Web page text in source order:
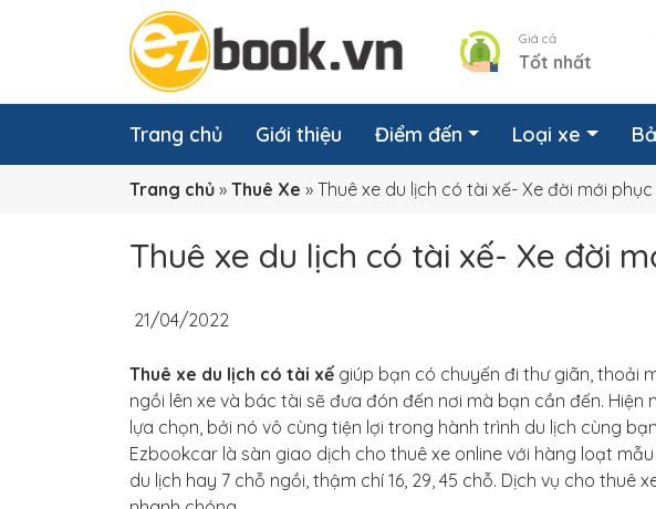
Giá cả
Tốt nhất
Trang chủ Giới thiệu Điểm đến Loại xe
Trang chủ » Thuê Xe » Thuê xe du lịch có tài xế- Xe đời mới
Thuê xe du lịch có tài xế- Xe đời
21/04/2022
Thuê xe du lịch có tài xế giúp bạn có chuyến đi thư giãn, thoải
ngồi lên xe và bác tài sẽ đưa đón đến nơi mà bạn cần đến.
lựa chọn, bởi nó vô cùng tiện lợi trong hành trình du lịch cùng
Ezbookcar là sàn giao dịch cho thuê xe online với hàng loạt
du lịch hay 7 chỗ ngồi, thậm chí 16, 29, 45 chỗ. Dịch vụ cho